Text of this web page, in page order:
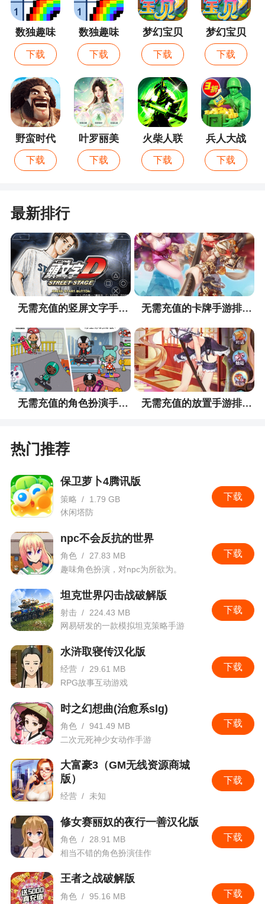
3、《逆水寒》是网易自研的一款武侠类角色扮
演手游，在游戏中玩家需要控制主角通过一系列的
战斗操作去完成对战任务
4、逆水寒是一款经典武侠小说改变的手游，这
里有玩家熟知的一些角色，一样是不少的任务，不
过这里增加了很多的玄幻系列的BOSS，有这些
BOSS，玩家就需要打造自己的装备，这里会有相当
多的阴谋诡计，你作为主角，需要灭除掉所有的反
派，剧情会讲述到造反，但是你要维护朝廷，消灭
掉这些敌人
夏日炎炎，有你才甜。逆水寒新世界迎来了最
浪漫的一次更新！七夕特别活动甜蜜上线，等你共
赴鹊桥之约。大富翁2V2双人玩法快乐出击，双人携
手，赚钱我有！各位同门，我们新世界不见不散哦~
数独趣味
闯关
下载
数独趣味
闯关最新
版
下载
梦幻宝贝
vivo版
下载
梦幻宝贝
下载
野蛮时代
下载
叶罗丽美
颜公主
下载
火柴人联
盟3
下载
兵人大战
最新版
下载
最新排行
无需充值的竖屏文字手游排行榜 无需充值的卡牌手游排行榜
无需充值的角色扮演手游排行榜 无需充值的放置手游排行榜
热门推荐
下载
保卫萝卜4腾讯版
策略 /
1.79 GB
休闲塔防
下载
npc不会反抗的世界
角色 /
27.83 MB
趣味角色扮演，对npc为所欲为。
下载
坦克世界闪击战破解版
射击 /
224.43 MB
网易研发的一款模拟坦克策略手游
下载
水浒取寝传汉化版
经营 / 29.61 MB
RPG故事互动游戏
下载
时之幻想曲(治愈系slg)
角色 / 941.49 MB
二次元死神少女动作手游
下载
大富豪3（GM无线资源商城
版）
经营 / 未知
下载
修女赛丽奴的夜行一善汉化版
角色 /
28.91 MB
相当不错的角色扮演佳作
下载
王者之战破解版
角色 / 95.16 MB